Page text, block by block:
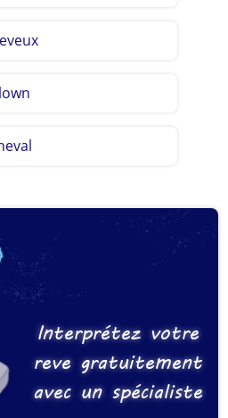
Interprétez votre
reve gratuitement
avec un spécialiste